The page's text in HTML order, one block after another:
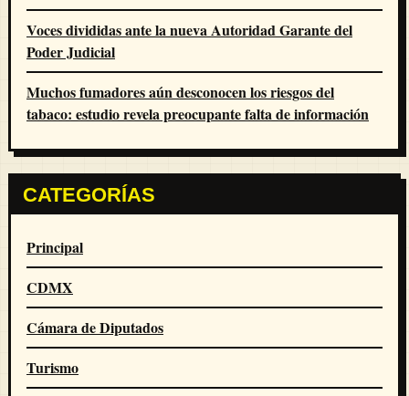
Voces divididas ante la nueva Autoridad Garante del
Poder Judicial
Muchos fumadores aún desconocen los riesgos del
tabaco: estudio revela preocupante falta de información
CATEGORÍAS
Principal
CDMX
Cámara de Diputados
Turismo